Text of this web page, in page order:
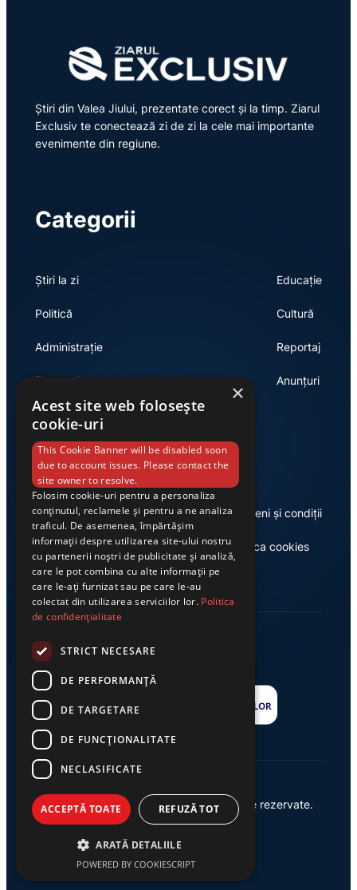
Știri din Valea Jiului, prezentate corect și la timp. Ziarul
Exclusiv te conectează zi de zi la cele mai importante
evenimente din regiune.
Categorii
Știri la zi
Politică
Administrație
Economie
Educație
Cultură
Reportaj
Anunțuri
Link-uri utile
Despre noi
Casa de editură Exclusiv
Termeni și condiții
Politica cookies
© 2026 Ziarul Exclusiv – Toate drepturile rezervate.
Powered by {AW}
×
Acest site web folosește
cookie-uri
This Cookie Banner will be disabled soon
due to account issues. Please contact the
site owner to resolve.
Folosim cookie-uri pentru a personaliza
conținutul, reclamele și pentru a ne analiza
traficul. De asemenea, împărtășim
informații despre utilizarea site-ului nostru
cu partenerii noștri de publicitate și analiză,
care le pot combina cu alte informații pe
care le-ați furnizat sau pe care le-au
colectat din utilizarea serviciilor lor. Politica
de confidențialitate
STRICT NECESARE
DE PERFORMANȚĂ
DE TARGETARE
DE FUNCŢIONALITATE
NECLASIFICATE
ACCEPTĂ TOATE REFUZĂ TOT
ARATĂ DETALIILE
POWERED BY COOKIESCRIPT